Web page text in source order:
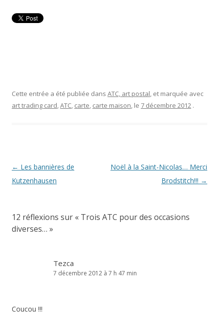
Cette entrée a été publiée dans ATC, art postal, et marquée avec
art trading card,ATC, carte, carte maison, le 7 décembre 2012 .
Navigation
des
← Les bannières de
Kutzenhausen
Noël à la Saint-Nicolas… Merci
Brodstitch!!! →
12 réflexions sur « Trois ATC pour des occasions
diverses… »
Tezca
7 décembre 2012 à 7 h 47 min
Coucou !!!